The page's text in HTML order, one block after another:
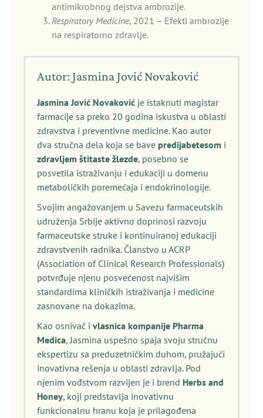
antimikrobnog dejstva ambrozije.
Respiratory Medicine, 2021 – Efekti ambrozije
na respiratorno zdravlje.
Autor: Jasmina Jović Novaković
Jasmina Jović Novaković je istaknuti magistar
farmacije sa preko 20 godina iskustva u oblasti
zdravstva i preventivne medicine. Kao autor
dva stručna dela koja se bave predijabetesom i
zdravljem štitaste žlezde, posebno se
posvetila istraživanju i edukaciji u domenu
metaboličkih poremećaja i endokrinologije.
Svojim angažovanjem u Savezu farmaceutskih
udruženja Srbije aktivno doprinosi razvoju
farmaceutske struke i kontinuiranoj edukaciji
zdravstvenih radnika. Članstvo u ACRP
(Association of Clinical Research Professionals)
potvrđuje njenu posvećenost najvišim
standardima kliničkih istraživanja i medicine
zasnovane na dokazima.
Kao osnivač i vlasnica kompanije Pharma
Medica, Jasmina uspešno spaja svoju stručnu
ekspertizu sa preduzetničkim duhom, pružajući
inovativna rešenja u oblasti zdravlja. Pod
njenim vođstvom razvijen je i brend Herbs and
Honey, koji predstavlja inovativnu
funkcionalnu hranu koja je prilagođena